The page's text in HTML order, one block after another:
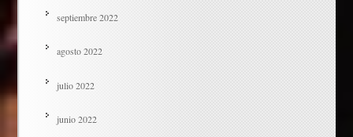
septiembre 2022
agosto 2022
julio 2022
junio 2022